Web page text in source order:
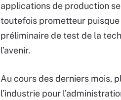
applications de production
toutefois prometteur puisque
préliminaire de test de la
l’avenir.
Au cours des derniers mois,
l’industrie pour